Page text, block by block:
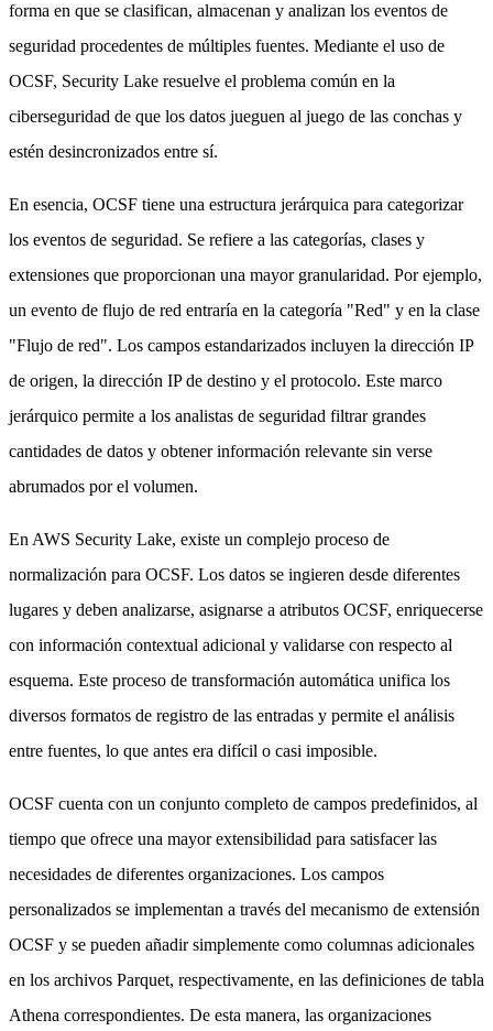
forma en que se clasifican, almacenan y analizan los eventos de
seguridad procedentes de múltiples fuentes. Mediante el uso de
OCSF, Security Lake resuelve el problema común en la
ciberseguridad de que los datos jueguen al juego de las conchas y
estén desincronizados entre sí.
En esencia, OCSF tiene una estructura jerárquica para categorizar
los eventos de seguridad. Se refiere a las categorías, clases y
extensiones que proporcionan una mayor granularidad. Por ejemplo,
un evento de flujo de red entraría en la categoría "Red" y en la clase
"Flujo de red". Los campos estandarizados incluyen la dirección IP
de origen, la dirección IP de destino y el protocolo. Este marco
jerárquico permite a los analistas de seguridad filtrar grandes
cantidades de datos y obtener información relevante sin verse
abrumados por el volumen.
En AWS Security Lake, existe un complejo proceso de
normalización para OCSF. Los datos se ingieren desde diferentes
lugares y deben analizarse, asignarse a atributos OCSF, enriquecerse
con información contextual adicional y validarse con respecto al
esquema. Este proceso de transformación automática unifica los
diversos formatos de registro de las entradas y permite el análisis
entre fuentes, lo que antes era difícil o casi imposible.
OCSF cuenta con un conjunto completo de campos predefinidos, al
tiempo que ofrece una mayor extensibilidad para satisfacer las
necesidades de diferentes organizaciones. Los campos
personalizados se implementan a través del mecanismo de extensión
OCSF y se pueden añadir simplemente como columnas adicionales
en los archivos Parquet, respectivamente, en las definiciones de tabla
Athena correspondientes. De esta manera, las organizaciones